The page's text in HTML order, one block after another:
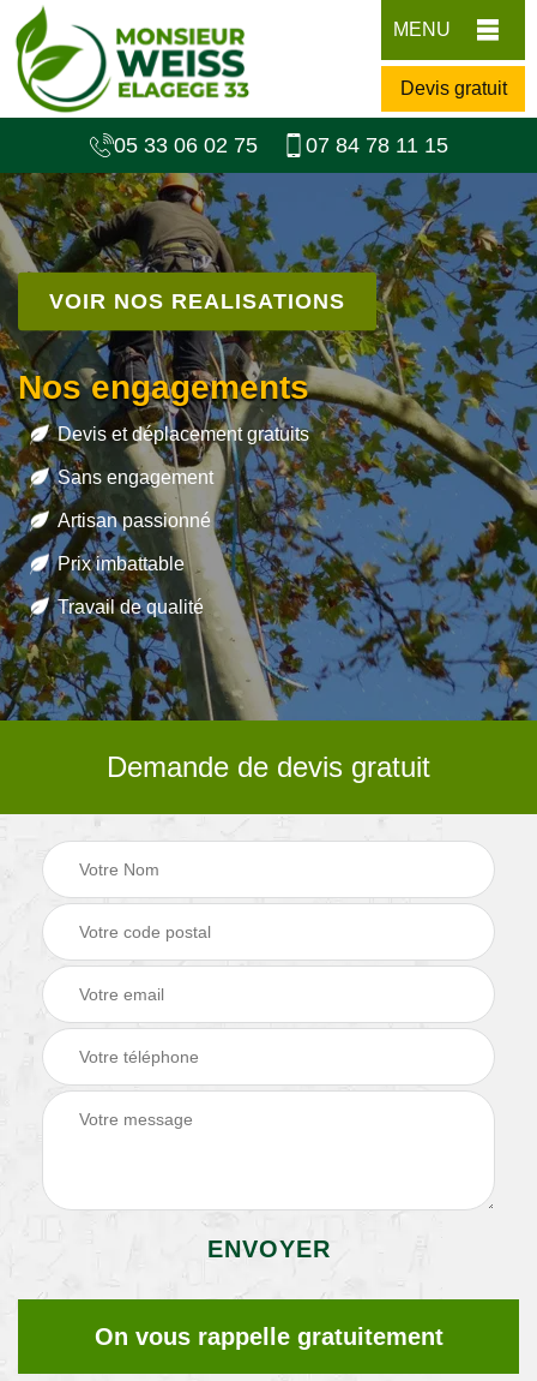
MENU
Devis gratuit
05 33 06 02 75 07 84 78 11 15
VOIR NOS REALISATIONS
Nos engagements
Devis et déplacement gratuits
Sans engagement
Artisan passionné
Prix imbattable
Travail de qualité
Demande de devis gratuit
On vous rappelle gratuitement